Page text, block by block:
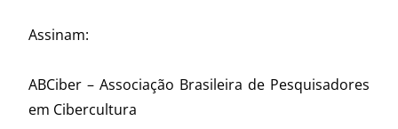
Assinam:
ABCiber – Associação Brasileira de Pesquisadores
em Cibercultura